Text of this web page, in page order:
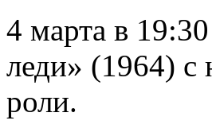
4 марта в
леди» (1964) с
роли.